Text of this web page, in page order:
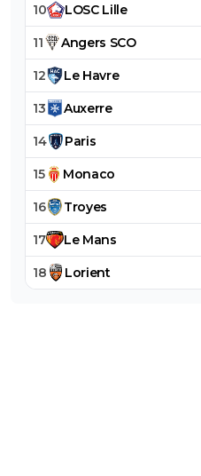
10 LOSC Lille
11 Angers SCO
12 Le Havre
13 Auxerre
14 Paris
15 Monaco
16 Troyes
17 Le Mans
18 Lorient